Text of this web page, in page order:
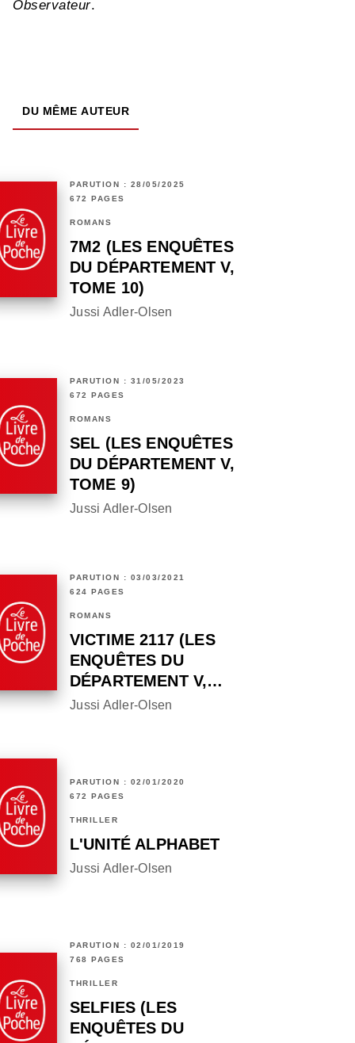
Observateur.
DU MÊME AUTEUR
PARUTION : 28/05/2025
672 PAGES
ROMANS
7M2 (LES ENQUÊTES
DU DÉPARTEMENT V,
TOME 10)
Jussi Adler-Olsen
PARUTION : 31/05/2023
672 PAGES
ROMANS
SEL (LES ENQUÊTES
DU DÉPARTEMENT V,
TOME 9)
Jussi Adler-Olsen
PARUTION : 03/03/2021
624 PAGES
ROMANS
VICTIME 2117 (LES
ENQUÊTES DU
DÉPARTEMENT V,…
Jussi Adler-Olsen
PARUTION : 02/01/2020
672 PAGES
THRILLER
L'UNITÉ ALPHABET
Jussi Adler-Olsen
PARUTION : 02/01/2019
768 PAGES
THRILLER
SELFIES (LES
ENQUÊTES DU